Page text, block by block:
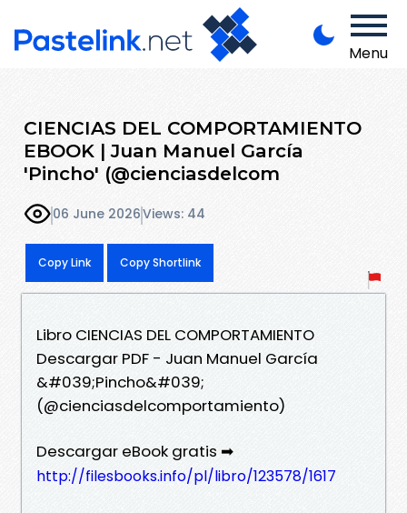
Menu
CIENCIAS DEL COMPORTAMIENTO
EBOOK | Juan Manuel García
'Pincho' (@cienciasdelcom
06 June 2026Views: 44
Copy Link Copy Shortlink
Libro CIENCIAS DEL COMPORTAMIENTO
Descargar PDF - Juan Manuel García
&#039;Pincho&#039;
(@cienciasdelcomportamiento)
Descargar eBook gratis ➡
http://filesbooks.info/pl/libro/123578/1617